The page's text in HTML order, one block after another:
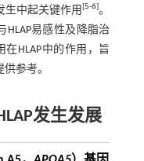
生中起关键作用[5-6]。
易感性及降脂治
HLAP中的作用，旨
参考。
发生发展